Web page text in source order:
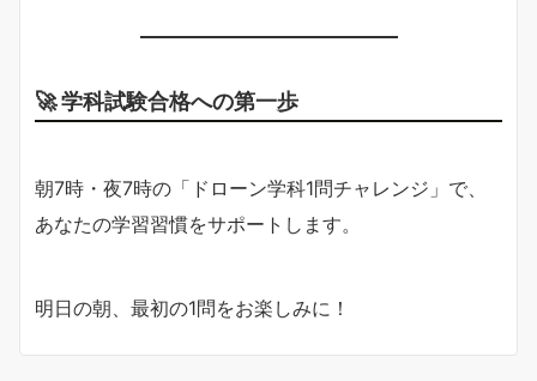
🚀 学科試験合格への第一歩
朝7時・夜7時の「ドローン学科1問チャレンジ」で、
あなたの学習習慣をサポートします。
明日の朝、最初の1問をお楽しみに！